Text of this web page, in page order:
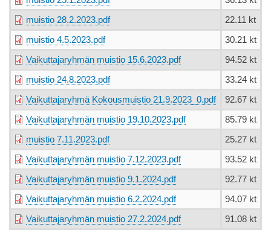
muistio 28.2.2023.pdf 22.11 kt
muistio 4.5.2023.pdf 30.21 kt
Vaikuttajaryhmän muistio 15.6.2023.pdf 94.52 kt
muistio 24.8.2023.pdf 33.24 kt
Vaikuttajaryhmä Kokousmuistio 21.9.2023_0.pdf 92.67 kt
Vaikuttajaryhmän muistio 19.10.2023.pdf 85.79 kt
muistio 7.11.2023.pdf 25.27 kt
Vaikuttajaryhmän muistio 7.12.2023.pdf 93.52 kt
Vaikuttajaryhmän muistio 9.1.2024.pdf 92.77 kt
Vaikuttajaryhmän muistio 6.2.2024.pdf 94.07 kt
Vaikuttajaryhmän muistio 27.2.2024.pdf 91.08 kt